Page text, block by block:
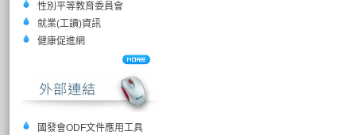
性別平等教育委員會
就業(工讀)資訊
健康促進網
國發會ODF文件應用工具